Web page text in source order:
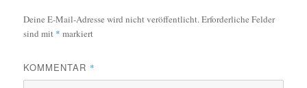
Deine E-Mail-Adresse wird nicht veröffentlicht.Erforderliche Felder
sind mit * markiert
KOMMENTAR *